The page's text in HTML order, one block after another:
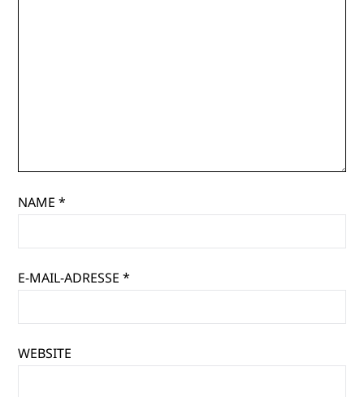
NAME*
E-MAIL-ADRESSE*
WEBSITE